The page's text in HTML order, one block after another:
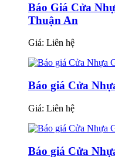
Báo Giá Cửa
Thuận An
Giá: Liên hệ
Báo giá Cửa
Giá: Liên hệ
Báo giá Cửa